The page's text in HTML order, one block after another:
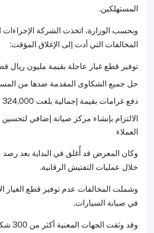
المستهلكين.
وبحسب الوزارة، اتخذت الشركة الإجراءات
المخالفات التي أدت إلى الإغلاق المؤقت:
توفير قطع غيار عاجلة بقيمة مليون ريال
حل جميع الشكاوى المقدمة ضدها من
دفع غرامات بقيمة إجمالية بلغت 324,000 ريال قطري
الالتزام بإنشاء مركز صيانة إضافي
العملاء
وكان المعرض قد أُغلق في البداية بعد
خلال عمليات التفتيش الرقابية.
وشملت المخالفات عدم توفير قطع الغيار
في صيانة السيارات.
وقد